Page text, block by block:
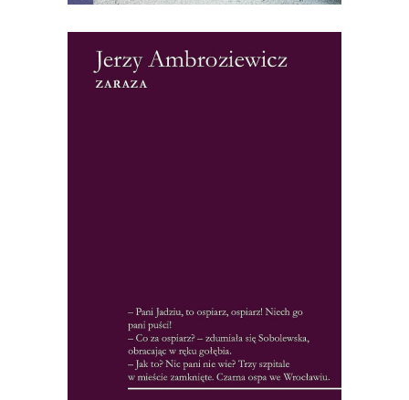
[EBOOK] Jerzy Ambroziewicz –
czasach, gdy większość lekarzy […]
39.00zł 19.50zł
KSIĄŻKA DO KOSZYKA